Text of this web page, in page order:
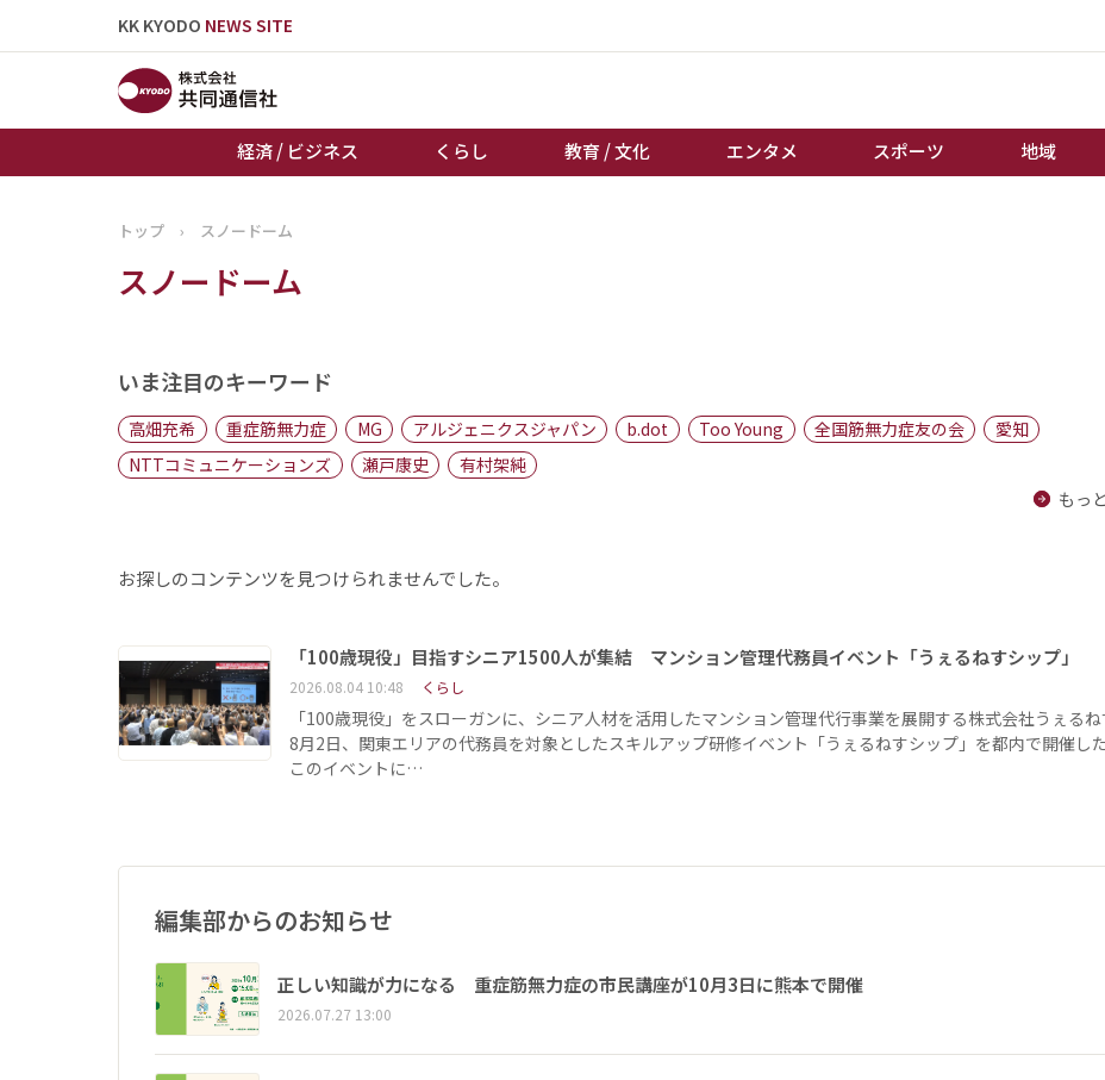
KK KYODO NEWS SITE
経済 / ビジネス くらし 教育 / 文化 エンタメ スポーツ 地域
トップページ
お知らせ
地域
棋王戦
トップ › スノードーム
スノードーム
いま注目のキーワード
高畑充希 重症筋無力症 MG アルジェニクスジャパン b.dot Too Young 全国筋無力症友の会
愛知
NTTコミュニケーションズ
瀬戸康史
有村架純
もっ
お探しのコンテンツを見つけられませんでした。
「100歳現役」目指すシニア1500人が集結 マンション管理代務員イベント「うぇるねすシップ」
2026.08.04 10:48 くらし
「100歳現役」をスローガンに、シニア人材を活用したマンション管理代行事業を展開する株式会社うぇる
8月2日、関東エリアの代務員を対象としたスキルアップ研修イベント「うぇるねすシップ」を都内で開催した
このイベントに…
編集部からのお知らせ
正しい知識が力になる 重症筋無力症の市民講座が10月3日に熊本で開催
2026.07.27 13:00